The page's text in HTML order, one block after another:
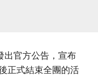
出官方公告，宣布
正式結束全團的活